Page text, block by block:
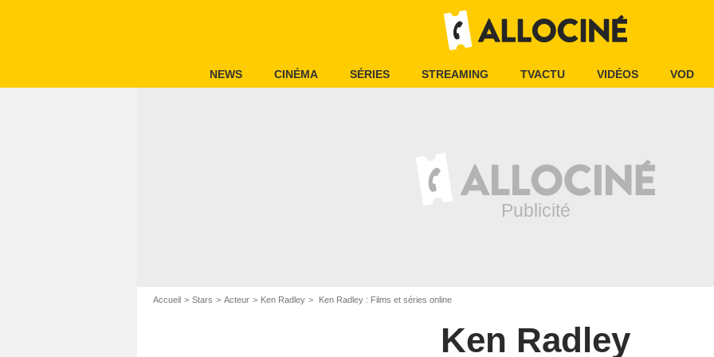
NEWS CINÉMA SÉRIES STREAMING TVACTU VIDÉOS VOD
Accueil Stars Acteur Ken Radley Ken Radley : Films et séries online
Ken Radley